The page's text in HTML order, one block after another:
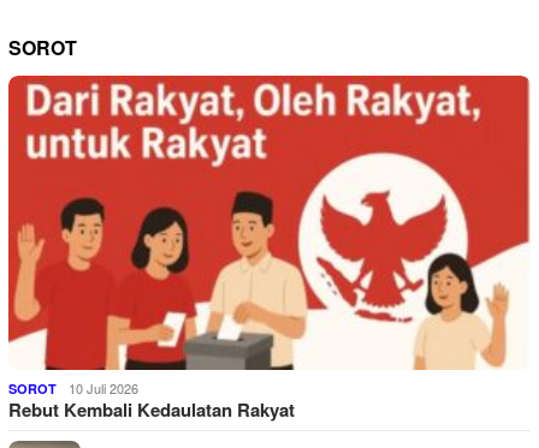
SOROT
SOROT 10 Juli 2026
Rebut Kembali Kedaulatan Rakyat